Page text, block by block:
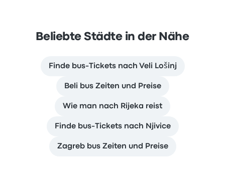
Beliebte Städte in der Nähe
Finde bus-Tickets nach Veli Lošinj
Beli bus Zeiten und Preise
Wie man nach Rijeka reist
Finde bus-Tickets nach Njivice
Zagreb bus Zeiten und Preise